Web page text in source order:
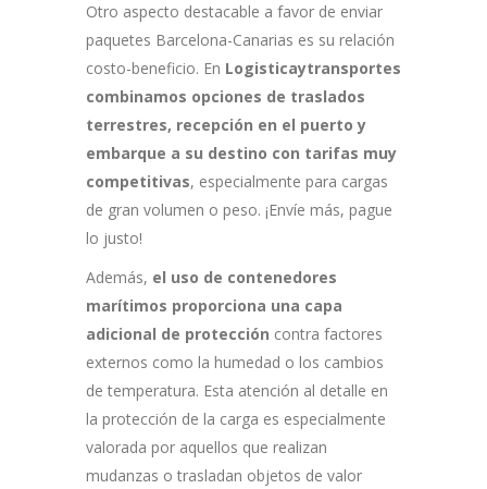
Otro aspecto destacable a favor de enviar
paquetes Barcelona-Canarias es su relación
costo-beneficio. En Logisticaytransportes
combinamos opciones de traslados
terrestres, recepción en el puerto y
embarque a su destino con tarifas muy
competitivas, especialmente para cargas
de gran volumen o peso. ¡Envíe más, pague
lo justo!
Además, el uso de contenedores
marítimos proporciona una capa
adicional de protección contra factores
externos como la humedad o los cambios
de temperatura. Esta atención al detalle en
la protección de la carga es especialmente
valorada por aquellos que realizan
mudanzas o trasladan objetos de valor